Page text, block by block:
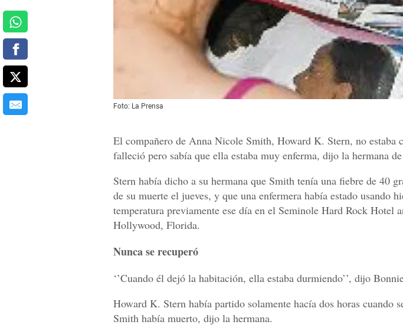
Foto: La Prensa
El compañero de Anna Nicole Smith, Howard K. Stern, no estaba
falleció pero sabía que ella estaba muy enferma, dijo la hermana
Stern había dicho a su hermana que Smith tenía una fiebre de 40
de su muerte el jueves, y que una enfermera había estado usando
temperatura previamente ese día en el Seminole Hard Rock Hotel
Hollywood, Florida.
Nunca se recuperó
‘’Cuando él dejó la habitación, ella estaba durmiendo’’, dijo
Howard K. Stern había partido solamente hacía dos horas cuando
Smith había muerto, dijo la hermana.